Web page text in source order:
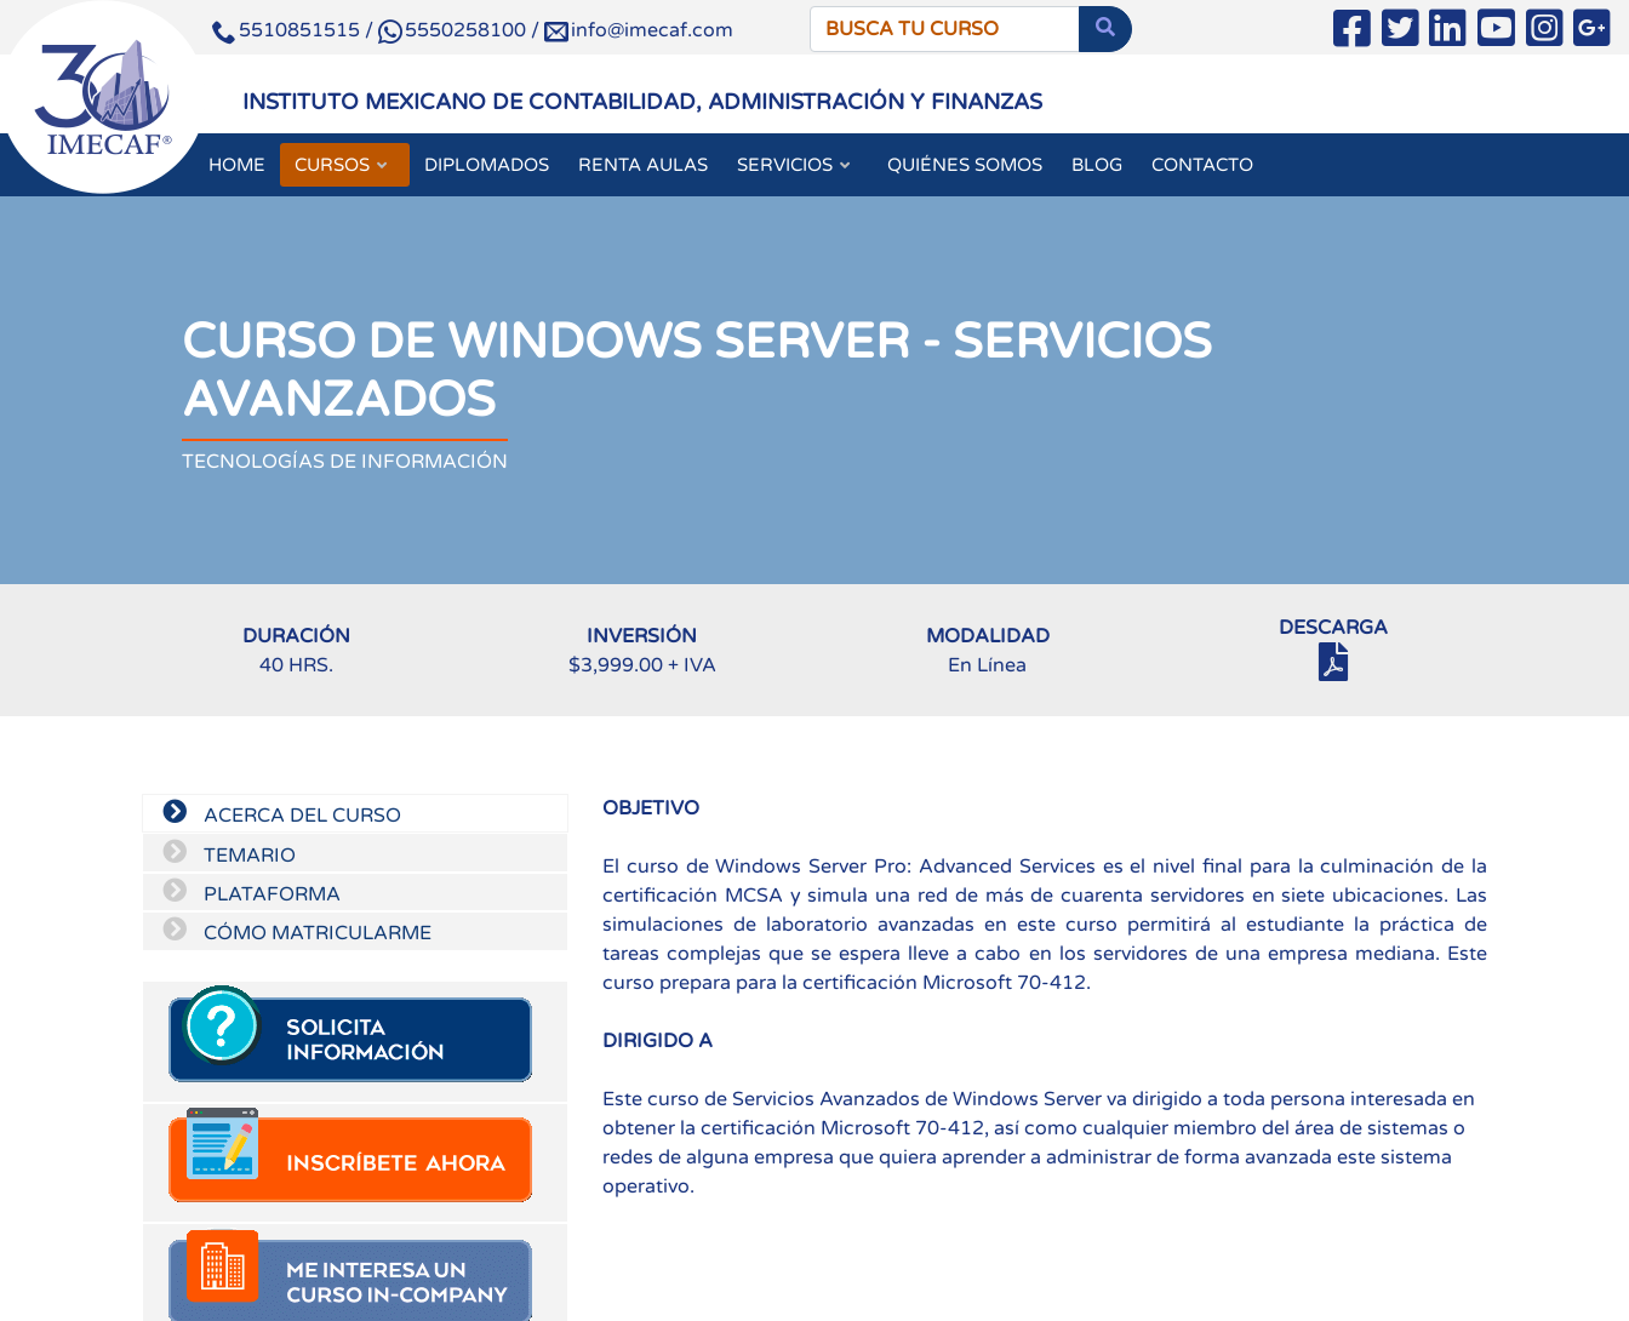
5510851515 / 5550258100 / info@imecaf.com
INSTITUTO MEXICANO DE CONTABILIDAD, ADMINISTRACIÓN Y FINANZAS
HOME CURSOS DIPLOMADOS RENTA AULAS SERVICIOS QUIÉNES SOMOS BLOG CONTACTO
CURSO DE WINDOWS SERVER - SERVICIOS
AVANZADOS
TECNOLOGÍAS DE INFORMACIÓN
DURACIÓN
40 HRS.
INVERSIÓN
$3,999.00 + IVA
MODALIDAD
En Línea
DESCARGA
ACERCA DEL CURSO
TEMARIO
PLATAFORMA
CÓMO MATRICULARME
OBJETIVO
El curso de Windows Server Pro: Advanced Services es el nivel final para la culminación de la
certificación MCSA y simula una red de más de cuarenta servidores en siete ubicaciones. Las
simulaciones de laboratorio avanzadas en este curso permitirá al estudiante la práctica de
tareas complejas que se espera lleve a cabo en los servidores de una empresa mediana. Este
curso prepara para la certificación Microsoft 70-412.
DIRIGIDO A
Este curso de Servicios Avanzados de Windows Server va dirigido a toda persona interesada en
obtener la certificación Microsoft 70-412, así como cualquier miembro del área de sistemas o
redes de alguna empresa que quiera aprender a administrar de forma avanzada este sistema
operativo.